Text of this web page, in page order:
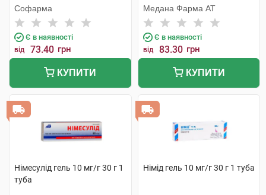
Софарма
Є в наявності
від 73.40 грн
КУПИТИ
Медана Фарма АТ
Є в наявності
від 83.30 грн
КУПИТИ
Німесулід гель 10 мг/г 30 г 1
туба
Німід гель 10 мг/г 30 г 1 туба